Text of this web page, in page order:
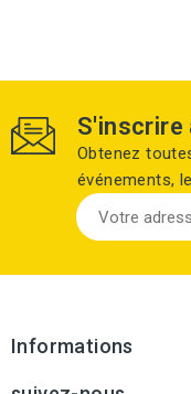
Obtenez
événements,
Informations